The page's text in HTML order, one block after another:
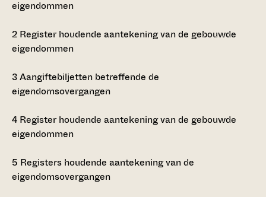
eigendommen
2 Register houdende aantekening van de gebouwde
eigendommen
3Aangiftebiljetten betreffende de
eigendomsovergangen
4 Register houdende aantekening van de gebouwde
eigendommen
5 Registers houdende aantekening van de
eigendomsovergangen